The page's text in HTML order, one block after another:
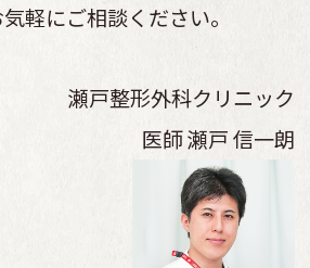
軽にご相談ください。
瀬戸整形外科クリニック
医師瀬戸 信一朗